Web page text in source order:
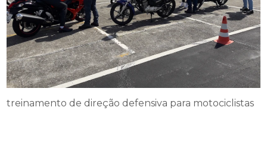
treinamento de direção defensiva para motociclistas